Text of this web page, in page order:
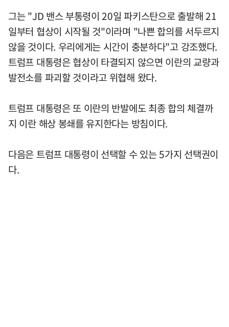
그는 "JD 밴스 부통령이 20일 파키스탄으로 출발해 21
일부터 협상이 시작될 것"이라며 "나쁜 합의를 서두르지
않을 것이다. 우리에게는 시간이 충분하다"고 강조했다.
트럼프 대통령은 협상이 타결되지 않으면 이란의 교량과
발전소를 파괴할 것이라고 위협해 왔다.
트럼프 대통령은 또 이란의 반발에도 최종 합의 체결까
지 이란 해상 봉쇄를 유지한다는 방침이다.
다음은 트럼프 대통령이 선택할 수 있는 5가지 선택권이
다.